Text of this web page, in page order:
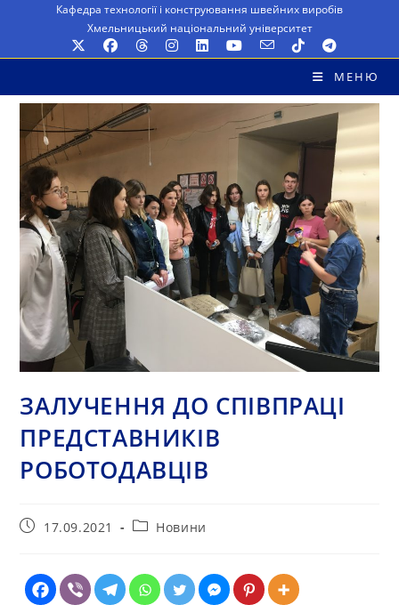
вмісту
Кафедра технології і конструювання швейних виробів
Хмельницький національний університет
МЕНЮ
ЗАЛУЧЕННЯ ДО СПІВПРАЦІ
ПРЕДСТАВНИКІВ
РОБОТОДАВЦІВ
Запис17.09.2021
Категорія
Новини